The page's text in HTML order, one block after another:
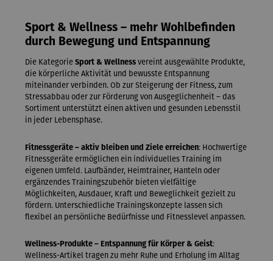
Sport & Wellness – mehr Wohlbefinden
durch Bewegung und Entspannung
Die Kategorie Sport & Wellness vereint ausgewählte Produkte,
die körperliche Aktivität und bewusste Entspannung
miteinander verbinden. Ob zur Steigerung der Fitness, zum
Stressabbau oder zur Förderung von Ausgeglichenheit – das
Sortiment unterstützt einen aktiven und gesunden Lebensstil
in jeder Lebensphase.
Fitnessgeräte – aktiv bleiben und Ziele erreichen: Hochwertige
Fitnessgeräte ermöglichen ein individuelles Training im
eigenen Umfeld. Laufbänder, Heimtrainer, Hanteln oder
ergänzendes Trainingszubehör bieten vielfältige
Möglichkeiten, Ausdauer, Kraft und Beweglichkeit gezielt zu
fördern. Unterschiedliche Trainingskonzepte lassen sich
flexibel an persönliche Bedürfnisse und Fitnesslevel anpassen.
Wellness-Produkte – Entspannung für Körper & Geist:
Wellness-Artikel tragen zu mehr Ruhe und Erholung im Alltag